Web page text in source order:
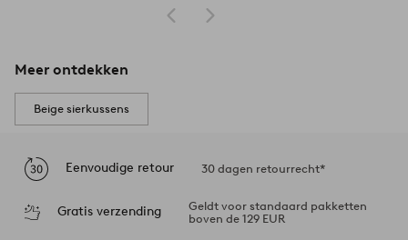
Meer ontdekken
Beige sierkussens
Eenvoudige retour 30 dagen retourrecht*
Gratis verzending
Geldt voor standaard pakketten
boven de 129 EUR